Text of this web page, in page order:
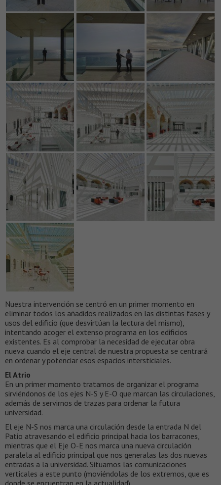
Nuestra intervención se centró en un primer momento en
eliminar todos los añadidos realizados en las distintas fases y
usos del edificio (que desvirtúan la lectura del mismo),
intentando acoger el extenso programa en los edificios
existentes. Es al comprobar la necesidad de ejecutar obra
nueva cuando el eje central de nuestra propuesta se centrará
en ordenar y potenciar esos espacios intersticiales.
El Atrio
En un primer momento tratamos de organizar el programa
sirviéndonos de los ejes N-S y E-O que marcan las circulaciones,
además de servirnos de trazas para ordenar la futura
universidad.
El eje N-S nos marca una circulación desde la entrada N del
Patio atravesando el edificio principal hacia los barracones,
mientras que el Eje O-E nos marca una nueva circulación
paralela al edificio principal que nos generalas las dos nuevas
entradas a la universidad. Situamos las comunicaciones
verticales a este punto (moviéndolas de los extremos, que es
donde se encuentran en la actualidad).